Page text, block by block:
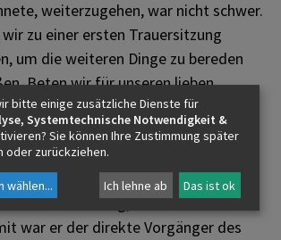
weiterzugehen, war nicht schwer.
zu einer ersten Trauersitzung
um die weiteren Dinge zu bereden
Beten wir für unseren lieben
der zu Lebzeiten so viel für uns
(1937– 2024) war mehr als zehn
von Salzburg, bevor er 2013
war er der direkte Vorgänger des
bitte einige zusätzliche Dienste für
Systemtechnische Notwendigkeit &
Sie können Ihre Zustimmung später
oder zurückziehen.
wählen... Ich lehne ab Das ist ok